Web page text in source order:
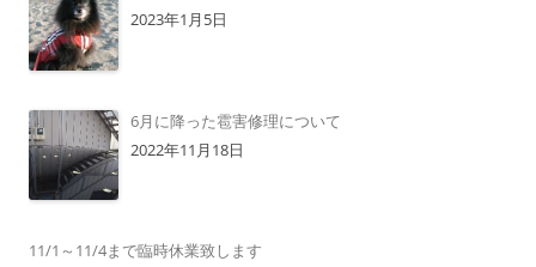
2023年1月5日
6月に降った雹害修理について
2022年11月18日
11/1～11/4まで臨時休業致します